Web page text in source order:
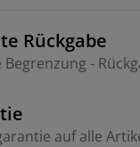
Rückgabe
-
auf alle